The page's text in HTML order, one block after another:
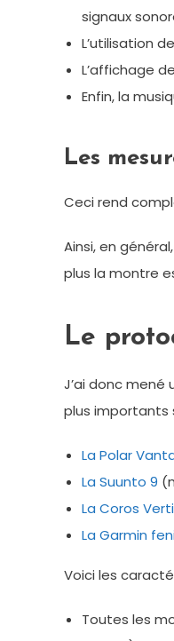
signaux
L’utilisation
L’affichage
Enfin, la
Les
Ceci rend
Ainsi, en
plus la montre
Le
J’ai donc
plus importants
La Polar
La Suunto 9
La Coros
La Garmin
Voici les
Toutes les